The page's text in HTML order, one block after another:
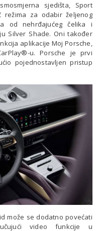
sjedišta, Sport
režima za odabir željenog
od nehrđajućeg čelika i
Silver Shade. Oni također
aplikacije Moj Porsche,
u. Porsche je prvi
pojednostavljen pristup
može se dodatno povećati
video funkcije u